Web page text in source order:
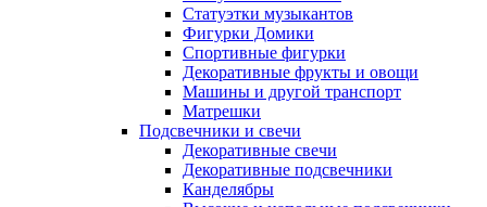
Статуэтки музыкантов
Фигурки Домики
Спортивные фигурки
Декоративные фрукты и овощи
Машины и другой транспорт
Матрешки
Подсвечники и свечи
Декоративные свечи
Декоративные подсвечники
Канделябры